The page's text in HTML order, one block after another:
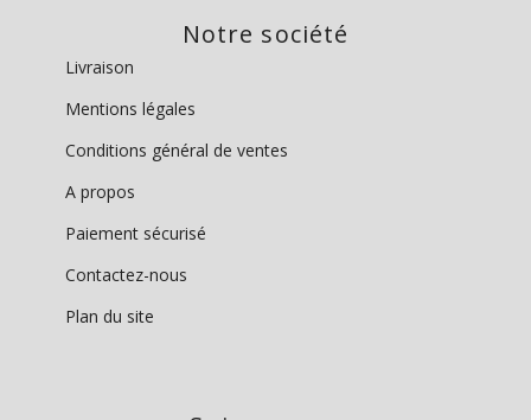
Notre société
Livraison
Mentions légales
Conditions général de ventes
A propos
Paiement sécurisé
Contactez-nous
Plan du site